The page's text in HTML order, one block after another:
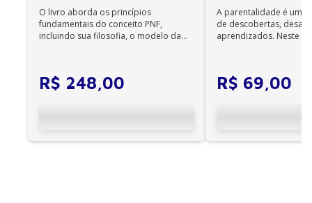
• Em sistemas Linux e Windows Phone, seus e-
books podem ser acessados on-line;
• Os e-books adquiridos no site da Editora Manole
O livro aborda os princípios
fundamentais do conceito PNF,
incluindo sua filosofia, o modelo da
R$ 248,00
A parentalidade é uma
de descobertas,
aprendizados. Neste
R$ 69,00